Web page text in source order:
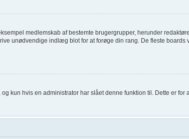
medlemskab af bestemte brugergrupper, herunder
unødvendige indlæg blot for at forøge din rang. De fleste
kun hvis en administrator har slået denne funktion til. Dette er